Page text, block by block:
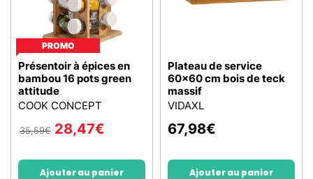
PROMO
Présentoir à épices en
bambou 16 pots green
attitude
COOK CONCEPT
35,59€ 28,47€
Ajouter au panier
Plateau de service
60x60 cm bois de teck
massif
VIDAXL
67,98€
Ajouter au panier